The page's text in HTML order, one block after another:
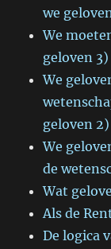
we
We
geloven 3)
We
geloven 2)
We
de
Wat
Als de
De logica